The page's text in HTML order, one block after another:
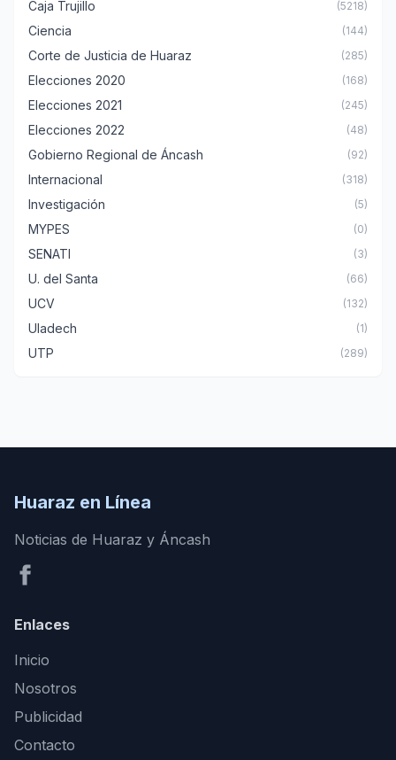
Caja Trujillo (5218)
Ciencia (144)
Corte de Justicia de Huaraz (285)
Elecciones 2020 (168)
Elecciones 2021 (245)
Elecciones 2022 (48)
Gobierno Regional de Áncash (92)
Internacional (318)
Investigación (5)
MYPES (0)
SENATI (3)
U. del Santa (66)
UCV (132)
Uladech (1)
UTP (289)
Huaraz en Línea
Noticias de Huaraz y Áncash
Enlaces
Inicio
Nosotros
Publicidad
Contacto